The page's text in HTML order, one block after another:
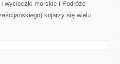
wycieczki morskie i Podróże
kojarzy się wielu